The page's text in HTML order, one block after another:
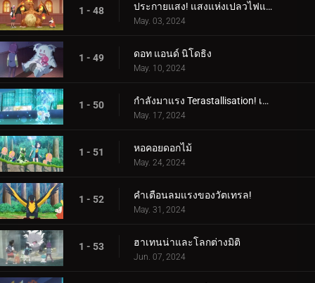
1 - 48 ประกายแสง! แสงแห่งเปลวไฟและศิลปะ!
May. 03, 2024
1 - 49 ดอท แอนด์ นิโดธิง
May. 10, 2024
1 - 50 กำลังมาแรง Terastallisation! เต้น เต้น Quaxly!
May. 17, 2024
1 - 51 หอคอยดอกไม้
May. 24, 2024
1 - 52 คำเตือนลมแรงของวัตเทรล!
May. 31, 2024
1 - 53 ฮาเทนน่าและโลกต่างมิติ
Jun. 07, 2024